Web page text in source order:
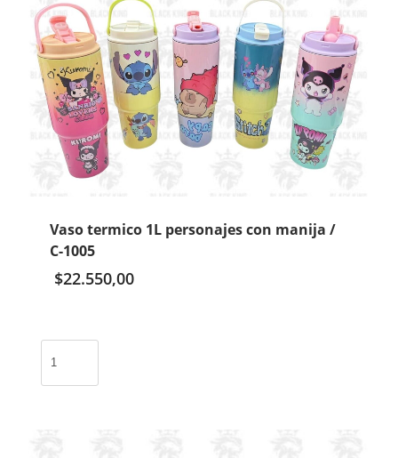
cantidad
Vaso termico 1L personajes con manija /
C-1005
$22.550,00
termico